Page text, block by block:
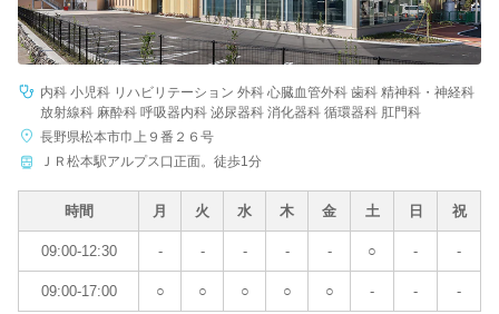
内科 小児科 リハビリテーション 外科 心臓血管外科 歯科 精神科・神経科
放射線科 麻酔科 呼吸器内科 泌尿器科 消化器科 循環器科 肛門科
長野県松本市巾上９番２６号
ＪＲ松本駅アルプス口正面。徒歩1分
時間 月 火 水 木 金 土 日 祝
09:00-12:30 - - - - - ○ - -
09:00-17:00 ○ ○ ○ ○ ○ - - -